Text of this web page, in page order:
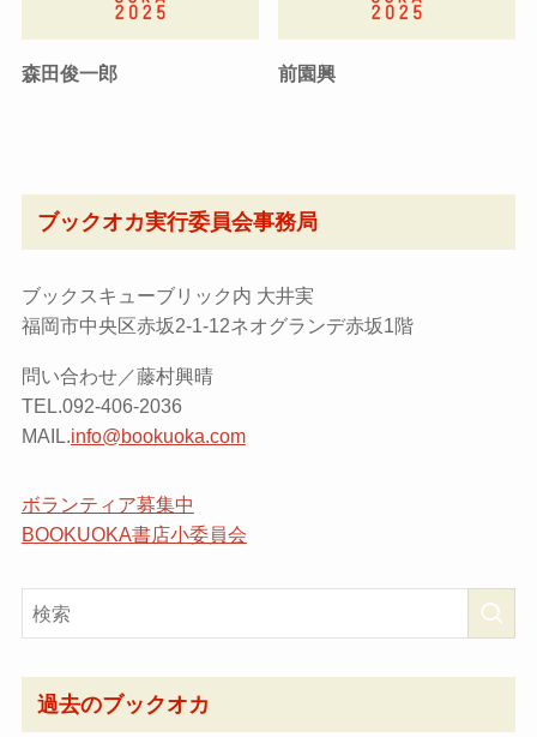
森田俊一郎 前園興
ブックオカ実行委員会事務局
ブックスキューブリック内 大井実
福岡市中央区赤坂2-1-12ネオグランデ赤坂1階
問い合わせ／藤村興晴
TEL.092-406-2036
MAIL.info@bookuoka.com
ボランティア募集中
BOOKUOKA書店小委員会
過去のブックオカ